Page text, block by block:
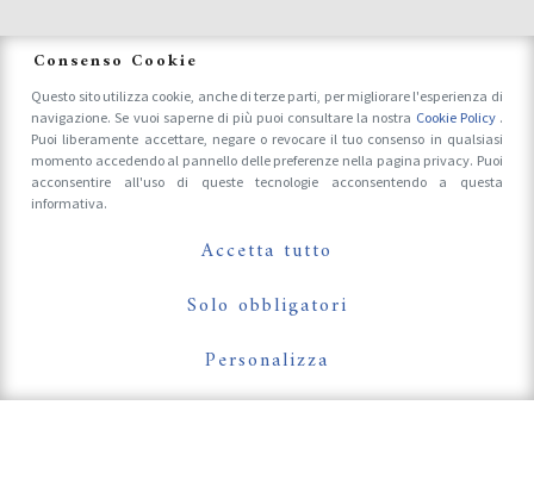
Accrediti Stampa e Fotografi
Follow Us On
Consenso Cookie
Questo sito utilizza cookie, anche di terze parti, per migliorare l'esperienza di
navigazione. Se vuoi saperne di più puoi consultare la nostra Cookie Policy .
Puoi liberamente accettare, negare o revocare il tuo consenso in qualsiasi
momento accedendo al pannello delle preferenze nella pagina privacy. Puoi
acconsentire all'uso di queste tecnologie acconsentendo a questa
informativa.
Accetta tutto
Solo obbligatori
Personalizza